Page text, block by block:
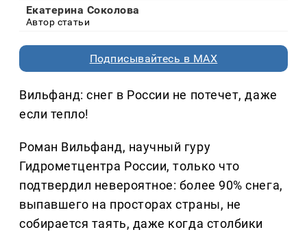
Екатерина Соколова
Автор статьи
Подписывайтесь в MAX
Вильфанд: снег в России не потечет, даже
если тепло!
Роман Вильфанд, научный гуру
Гидрометцентра России, только что
подтвердил невероятное: более 90% снега,
выпавшего на просторах страны, не
собирается таять, даже когда столбики